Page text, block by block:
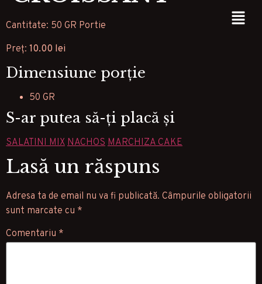
Cantitate: 50 GR Portie
Preț: 10.00 lei
Dimensiune porție
50 GR
S-ar putea să-ți placă și
SALATINI MIX NACHOS MARCHIZA CAKE
Lasă un răspuns
Adresa ta de email nu va fi publicată. Câmpurile obligatorii
sunt marcate cu *
Comentariu *